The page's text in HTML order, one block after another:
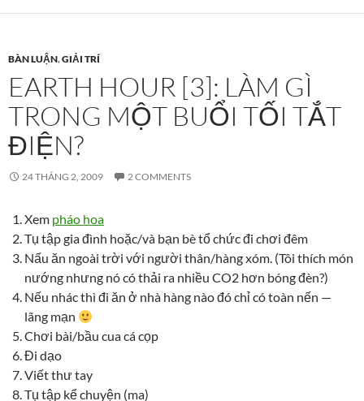
BÀN LUẬN,GIẢI TRÍ
EARTH HOUR [3]: LÀM GÌ
TRONG MỘT BUỔI TỐI TẮT
ĐIỆN?
24 THÁNG 2, 2009 2 COMMENTS
Xem pháo hoa
Tụ tập gia đình hoặc/và bạn bè tổ chức đi chơi đêm
Nấu ăn ngoài trời với người thân/hàng xóm. (Tôi thích món
nướng nhưng nó có thải ra nhiều CO2 hơn bóng đèn?)
Nếu nhác thì đi ăn ở nhà hàng nào đó chỉ có toàn nến —
lãng mạn
Chơi bài/bầu cua cá cọp
Đi dạo
Viết thư tay
Tụ tập kể chuyện (ma)